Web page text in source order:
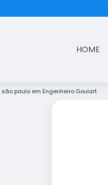
HOME
paulo em Engenheiro Goulart